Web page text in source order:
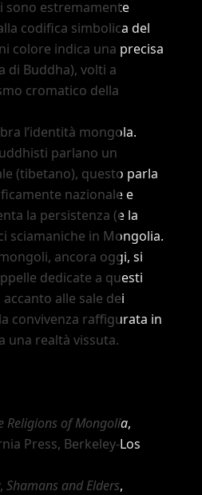
sono estremamente
codifica simbolica del
colore indica una precisa
di Buddha), volti a
cromatico della
l’identità mongola.
parlano un
(tibetano), questo parla
nazionale e
la persistenza (e la
sciamaniche in Mongolia.
ancora oggi, si
dedicate a questi
alle sale dei
convivenza raffigurata in
una realtà vissuta.
Religions of Mongolia,
Press, Berkeley-Los
Shamans and Elders,